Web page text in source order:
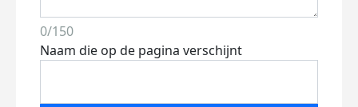
0/150
Naam die op de pagina verschijnt